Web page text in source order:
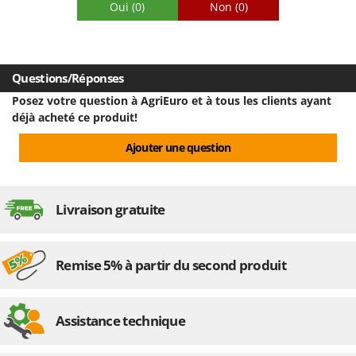
T
Tecla
TecnoGen
Tellarini Pompe
Tineco
Titania
Tornado
Trev - Abrek - TecnoVIR
Oui (0) Non (0)
Questions/Réponses
Posez votre question à AgriEuro et à tous les clients ayant
déjà acheté ce produit!
Ajouter une question
Livraison gratuite
Remise 5% à partir du second produit
Assistance technique